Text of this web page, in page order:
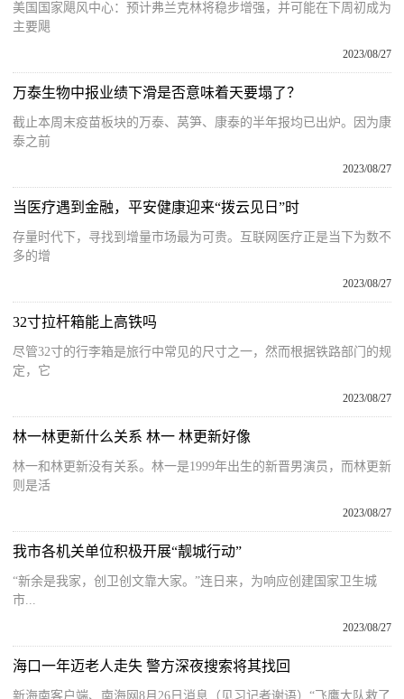
美国国家飓风中心：预计弗兰克林将稳步增强，并可能在下周初成为
主要飓
2023/08/27
万泰生物中报业绩下滑是否意味着天要塌了？
截止本周末疫苗板块的万泰、莴笋、康泰的半年报均已出炉。因为康
泰之前
2023/08/27
当医疗遇到金融，平安健康迎来“拨云见日”时
存量时代下，寻找到增量市场最为可贵。互联网医疗正是当下为数不
多的增
2023/08/27
32寸拉杆箱能上高铁吗
尽管32寸的行李箱是旅行中常见的尺寸之一，然而根据铁路部门的规
定，它
2023/08/27
林一林更新什么关系 林一 林更新好像
林一和林更新没有关系。林一是1999年出生的新晋男演员，而林更新
则是活
2023/08/27
我市各机关单位积极开展“靓城行动”
“新余是我家，创卫创文靠大家。”连日来，为响应创建国家卫生城
市...
2023/08/27
海口一年迈老人走失 警方深夜搜索将其找回
新海南客户端、南海网8月26日消息（见习记者谢语）“飞鹰大队救了